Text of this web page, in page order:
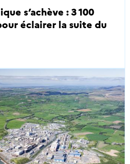
s’achève : 3 100
éclairer la suite du